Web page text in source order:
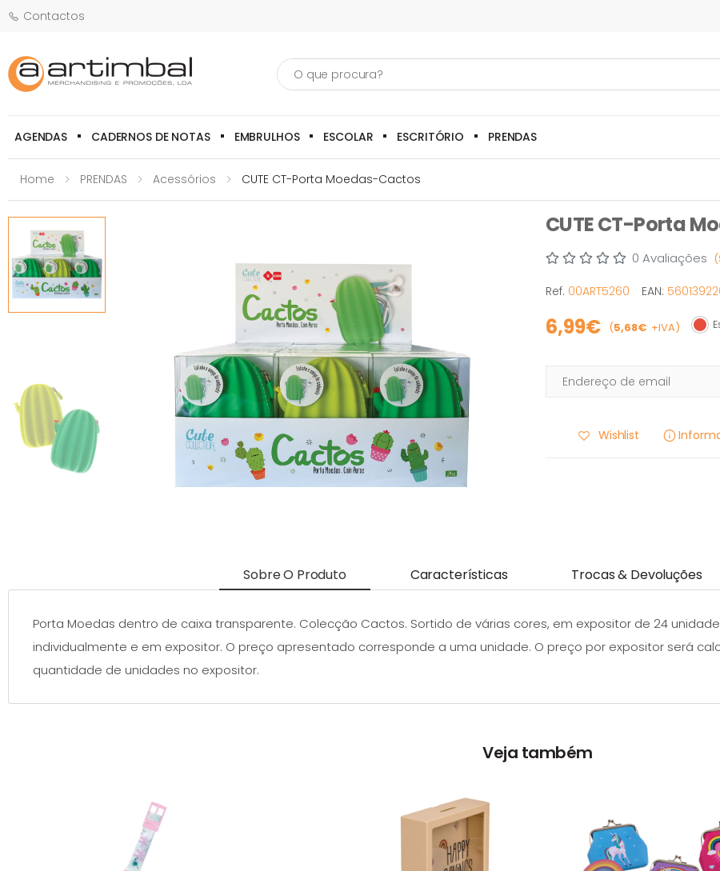
Contactos
Pesquisa
AGENDAS CADERNOS DE NOTAS EMBRULHOS ESCOLAR ESCRITÓRIO PRENDAS
Home PRENDAS Acessórios CUTE CT-Porta Moedas-Cactos
CUTE CT-Porta
0 Avaliações
Ref. 00ART5260 EAN:
6,99€ (5,68€ +IVA)
Wishlist
Sobre O Produto Características Trocas & Devoluções
Porta Moedas dentro de caixa transparente. Colecção Cactos. Sortido de várias cores, em expositor de 24
individualmente e em expositor. O preço apresentado corresponde a uma unidade. O preço por expositor será
quantidade de unidades no expositor.
Veja também